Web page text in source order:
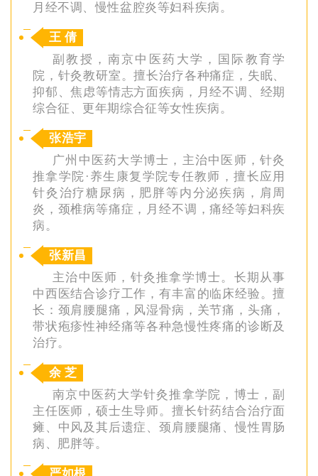
月经不调、慢性盆腔炎等妇科疾病。
王 倩
副教授，南京中医药大学，国际教育学
院，针灸教研室。擅长治疗各种痛症，失眠、
抑郁、焦虑等情志方面疾病，月经不调、经期
综合征、更年期综合征等女性疾病。
张浩宇
广州中医药大学博士，主治中医师，针灸
推拿学院·养生康复学院专任教师，擅长应用
针灸治疗糖尿病，肥胖等内分泌疾病，肩周
炎，颈椎病等痛症，月经不调，痛经等妇科疾
病。
张新昌
主治中医师，针灸推拿学博士。长期从事
中西医结合诊疗工作，有丰富的临床经验。擅
长：颈肩腰腿痛，风湿骨病，关节痛，头痛，
带状疱疹性神经痛等各种急慢性疼痛的诊断及
治疗。
余 芝
南京中医药大学针灸推拿学院，博士，副
主任医师，硕士生导师。擅长针药结合治疗面
瘫、中风及其后遗症、颈肩腰腿痛、慢性胃肠
病、肥胖等。